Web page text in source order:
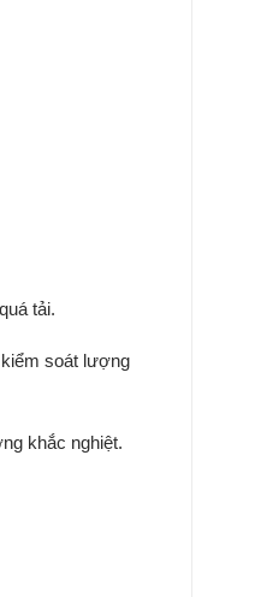
quá tải.
kiểm soát lượng
khắc nghiệt.